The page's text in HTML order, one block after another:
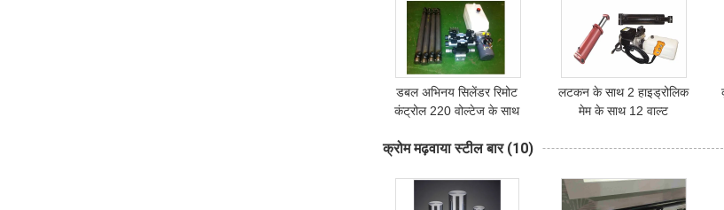
डबल अभिनय सिलेंडर रिमोट
कंट्रोल 220 वोल्टेज के साथ
लटकन के साथ 2 हाइड्रोलिक
मेम के साथ 12 वाल्ट
फिटिंग किट
क्रोम मढ़वाया स्टील बार (10)